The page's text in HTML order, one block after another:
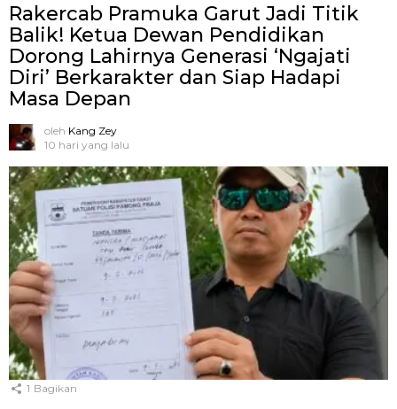
Rakercab Pramuka Garut Jadi Titik
Balik! Ketua Dewan Pendidikan
Dorong Lahirnya Generasi ‘Ngajati
Diri’ Berkarakter dan Siap Hadapi
Masa Depan
oleh Kang Zey
10 hari yang lalu
1 Bagikan